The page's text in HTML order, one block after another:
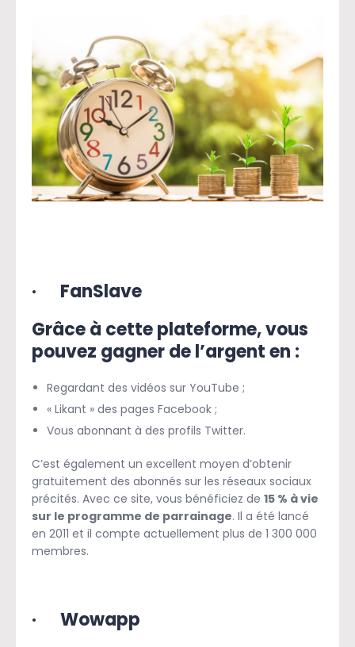
· FanSlave
Grâce à cette plateforme, vous
pouvez gagner de l’argent en :
Regardant des vidéos sur YouTube ;
« Likant » des pages Facebook ;
Vous abonnant à des profils Twitter.
C’est également un excellent moyen d’obtenir
gratuitement des abonnés sur les réseaux sociaux
précités. Avec ce site, vous bénéficiez de 15 % à vie
sur le programme de parrainage. Il a été lancé
en 2011 et il compte actuellement plus de 1 300 000
membres.
· Wowapp